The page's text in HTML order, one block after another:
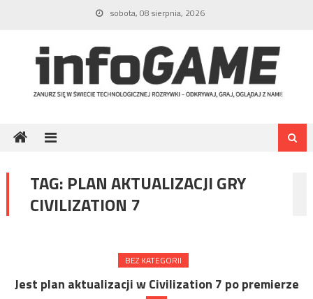
sobota, 08 sierpnia, 2026
TAG: PLAN AKTUALIZACJI GRY
CIVILIZATION 7
BEZ KATEGORII
Jest plan aktualizacji w Civilization 7 po premierze